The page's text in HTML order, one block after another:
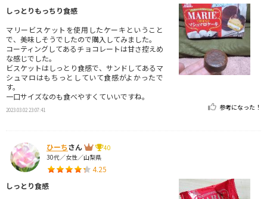
しっとりもっちり食感
マリービスケットを使用したケーキということ
で、美味しそうでしたので購入してみました。
コーティングしてあるチョコレートは甘さ控えめ
な感じでした。
ビスケットはしっとり食感で、サンドしてあるマ
シュマロはもちっとしていて食感がよかったで
す。
一口サイズなのも食べやすくていいですね。
2023.03.02 23:07:41 参考になった！
ひーちさん
40
30代／女性／山梨県
4.25
しっとり食感